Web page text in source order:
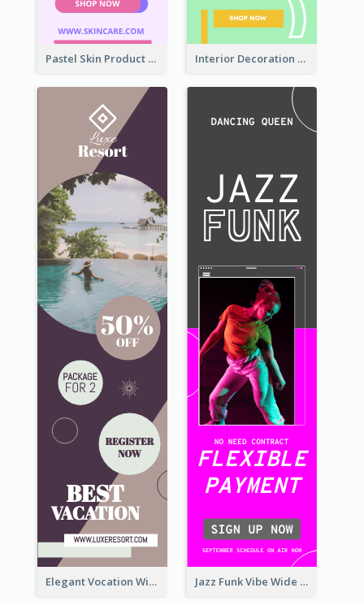
Pastel Skin Product Wide Skyscraper Banner Design Interior Decoration Discount Wide Skyscraper Banner
Elegant Vocation Wide Skyscraper Banner Design Jazz Funk Vibe Wide Skyscraper Banner